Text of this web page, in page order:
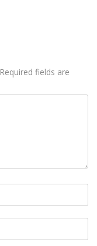
Required fields are